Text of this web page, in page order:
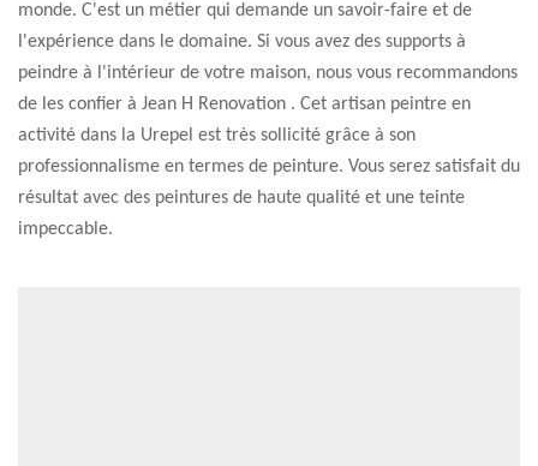
monde. C'est un métier qui demande un savoir-faire et de
l'expérience dans le domaine. Si vous avez des supports à
peindre à l'intérieur de votre maison, nous vous recommandons
de les confier à Jean H Renovation . Cet artisan peintre en
activité dans la Urepel est très sollicité grâce à son
professionnalisme en termes de peinture. Vous serez satisfait du
résultat avec des peintures de haute qualité et une teinte
impeccable.